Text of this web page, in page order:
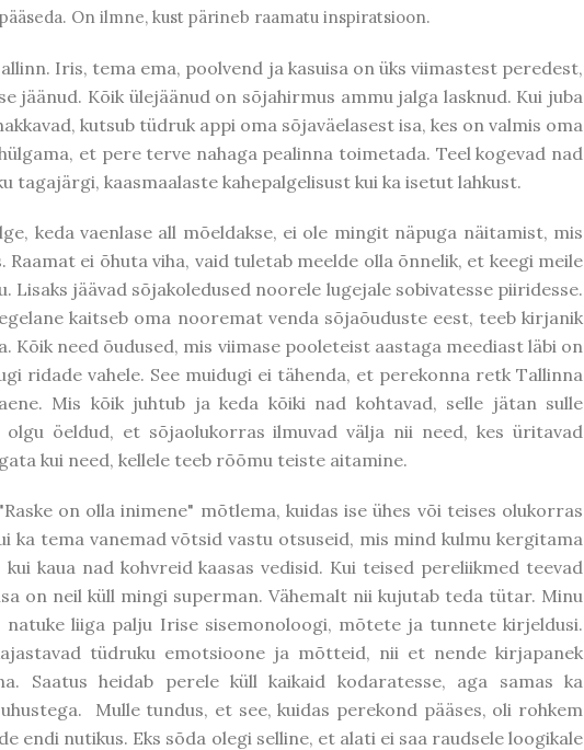
On ilmne, kust pärineb raamatu inspiratsioon.
Iris, tema ema, poolvend ja kasuisa on üks viimastest peredest,
jäänud. Kõik ülejäänud on sõjahirmus ammu jalga lasknud. Kui juba
kutsub tüdruk appi oma sõjaväelasest isa, kes on valmis oma
et pere terve nahaga pealinna toimetada. Teel kogevad nad
tagajärgi, kaasmaalaste kahepalgelisust kui ka isetut lahkust.
keda vaenlase all mõeldakse, ei ole mingit näpuga näitamist, mis
Raamat ei õhuta viha, vaid tuletab meelde olla õnnelik, et keegi meile
Lisaks jäävad sõjakoledused noorele lugejale sobivatesse piiridesse.
kaitseb oma nooremat venda sõjaõuduste eest, teeb kirjanik
Kõik need õudused, mis viimase pooleteist aastaga meediast läbi on
ridade vahele. See muidugi ei tähenda, et perekonna retk Tallinna
Mis kõik juhtub ja keda kõiki nad kohtavad, selle jätan sulle
olgu öeldud, et sõjaolukorras ilmuvad välja nii need, kes üritavad
kui need, kellele teeb rõõmu teiste aitamine.
on olla inimene" mõtlema, kuidas ise ühes või teises olukorras
ka tema vanemad võtsid vastu otsuseid, mis mind kulmu kergitama
kui kaua nad kohvreid kaasas vedisid. Kui teised pereliikmed teevad
on neil küll mingi superman. Vähemalt nii kujutab teda tütar. Minu
natuke liiga palju Irise sisemonoloogi, mõtete ja tunnete kirjeldusi.
tüdruku emotsioone ja mõtteid, nii et nende kirjapanek
Saatus heidab perele küll kaikaid kodaratesse, aga samas ka
Mulle tundus, et see, kuidas perekond pääses, oli rohkem
endi nutikus. Eks sõda olegi selline, et alati ei saa raudsele loogikale